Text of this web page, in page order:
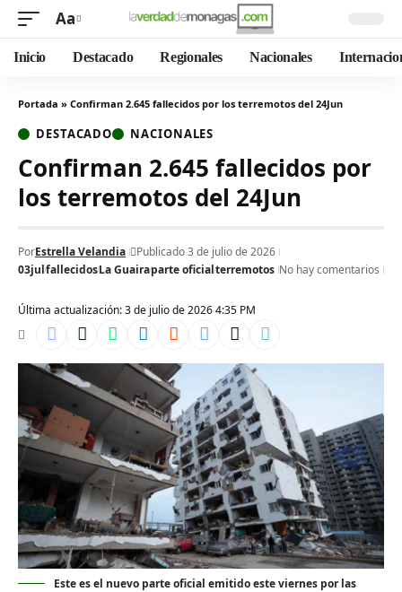
Aa
Inicio Destacado Regionales Nacionales
Portada » Confirman 2.645 fallecidos por los terremotos del 24Jun
DESTACADO NACIONALES
Confirman 2.645 fallecidos por
los terremotos del 24Jun
Última actualización: 3 de julio de 2026 4:35 PM
PorEstrella Velandia
Publicado 3 de julio de 2026
03julfallecidosLa Guairaparte oficialterremotos No hay comentarios
Este es el nuevo parte oficial emitido este viernes por las